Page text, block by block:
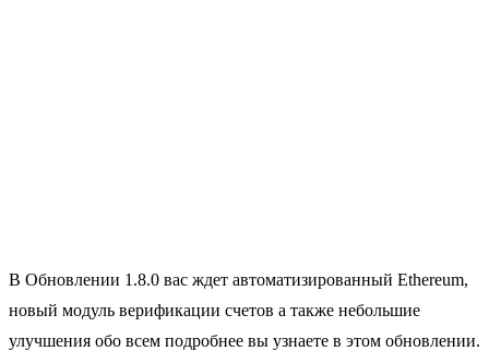
В Обновлении 1.8.0 вас ждет автоматизированный Ethereum,
новый модуль верификации счетов а также небольшие
улучшения обо всем подробнее вы узнаете в этом обновлении.